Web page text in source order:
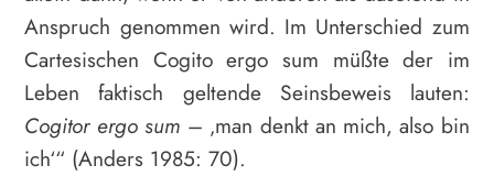
Anspruch genommen wird. Im Unterschied zum
Cartesischen Cogito ergo sum müßte der im
Leben faktisch geltende Seinsbeweis lauten:
Cogitor ergo sum – ‚man denkt an mich, also bin
ich‘“ (Anders 1985: 70).